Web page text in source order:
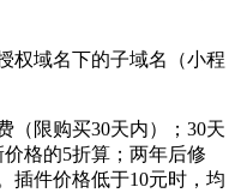
权域名下的子域名（小程
（限购买30天内）；30天
格的5折算；两年后修
插件价格低于10元时，均